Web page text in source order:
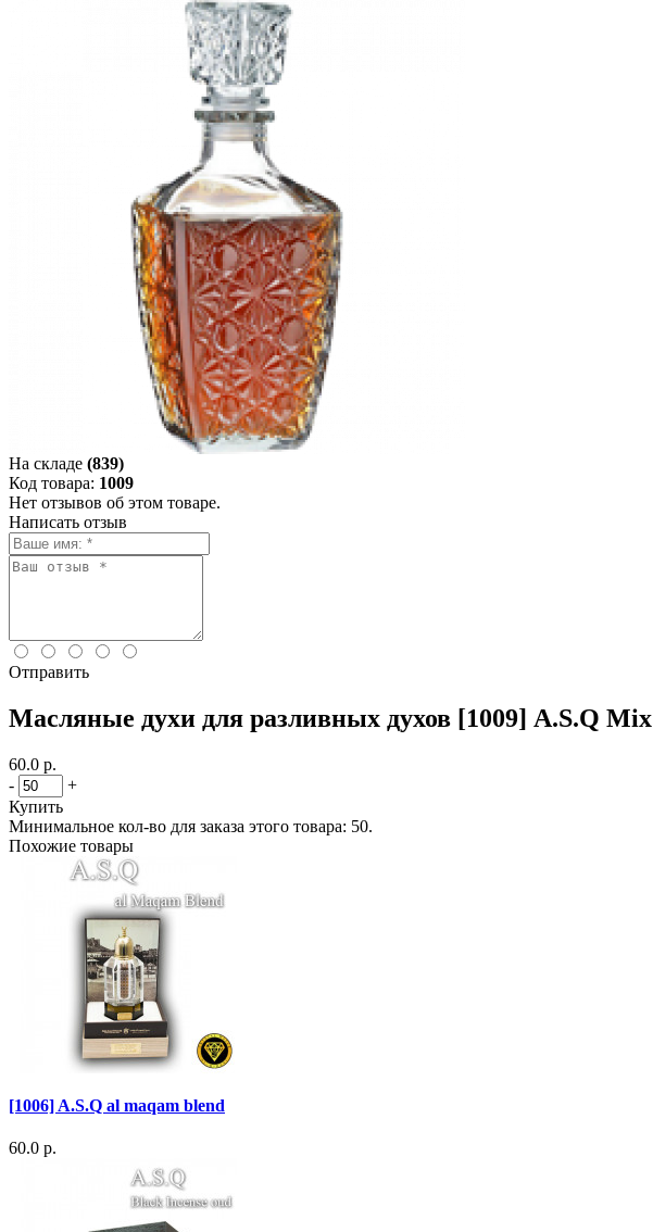
На складе (839)
Код товара: 1009
Нет отзывов об этом товаре.
Написать отзыв
Отправить
Масляные духи для разливных духов [1009] A.S.Q Mix
60.0 р.
-
+
Купить
Минимальное кол-во для заказа этого товара: 50.
Похожие товары
[1006] A.S.Q al maqam blend
60.0 р.